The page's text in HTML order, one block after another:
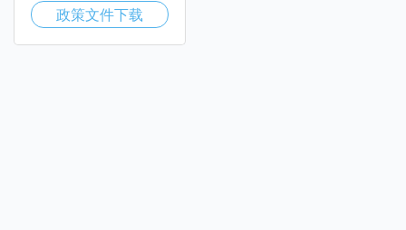
政策文件下载